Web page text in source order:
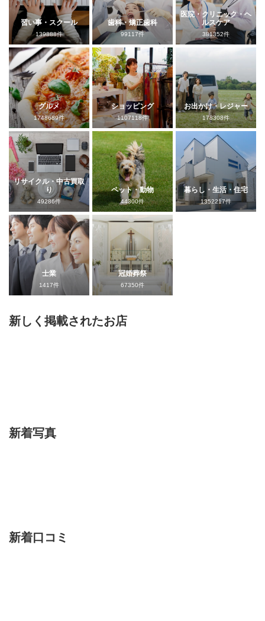
習い事・スクール
139888件
歯科・矯正歯科
99117件
医院・クリニック・ヘ
ルスケア
381352件
グルメ
1748689件
ショッピング
1107118件
お出かけ・レジャー
178308件
リサイクル・中古買取
り
49286件
ペット・動物
44300件
暮らし・生活・住宅
1352217件
士業
1417件
冠婚葬祭
67350件
新しく掲載されたお店
新着写真
新着口コミ